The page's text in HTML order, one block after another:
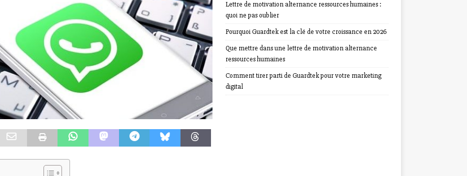
Lettre de motivation alternance ressources humaines :
quoi ne pas oublier
Pourquoi Guardtek est la clé de votre croissance en 2026
Que mettre dans une lettre de motivation alternance
ressources humaines
Comment tirer parti de Guardtek pour votre marketing
digital